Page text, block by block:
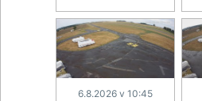
6.8.2026 v 10:45